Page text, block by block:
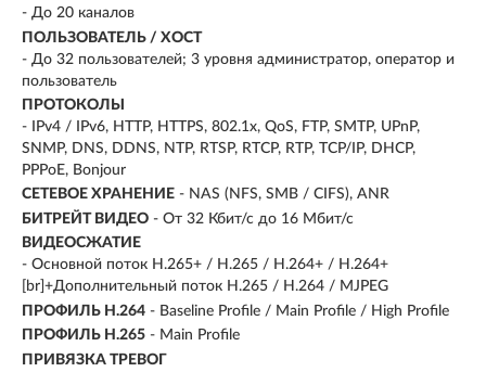
- До 20 каналов
ПОЛЬЗОВАТЕЛЬ / ХОСТ
- До 32 пользователей; 3 уровня администратор, оператор и
пользователь
ПРОТОКОЛЫ
- IPv4 / IPv6, HTTP, HTTPS, 802.1x, QoS, FTP, SMTP, UPnP,
SNMP, DNS, DDNS, NTP, RTSP, RTCP, RTP, TCP/IP, DHCP,
PPPoE, Bonjour
СЕТЕВОЕ ХРАНЕНИЕ - NAS (NFS, SMB / CIFS), ANR
БИТРЕЙТ ВИДЕО - От 32 Кбит/с до 16 Мбит/с
ВИДЕОСЖАТИЕ
- Основной поток H.265+ / H.265 / H.264+ / H.264+
[br]+Дополнительный поток H.265 / H.264 / MJPEG
ПРОФИЛЬ H.264 - Baseline Profile / Main Profile / High Profile
ПРОФИЛЬ H.265 - Main Profile
ПРИВЯЗКА ТРЕВОГ